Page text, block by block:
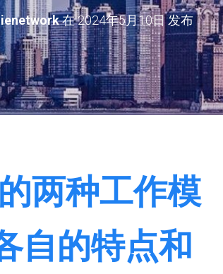
在2024年5月10日发布
两种工作模
自的特点和